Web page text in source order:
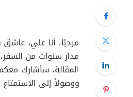
مرحبًا، أنا علي،
مدار سنوات من
المقالة، سأشارك
ووصولاً إلى